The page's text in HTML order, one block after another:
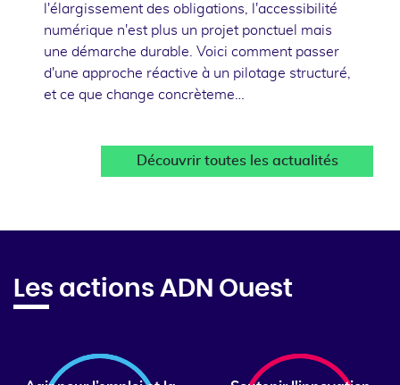
l'élargissement des obligations, l'accessibilité
numérique n'est plus un projet ponctuel mais
une démarche durable. Voici comment passer
d'une approche réactive à un pilotage structuré,
et ce que change concrèteme…
Découvrir toutes les actualités
Les actions ADN Ouest